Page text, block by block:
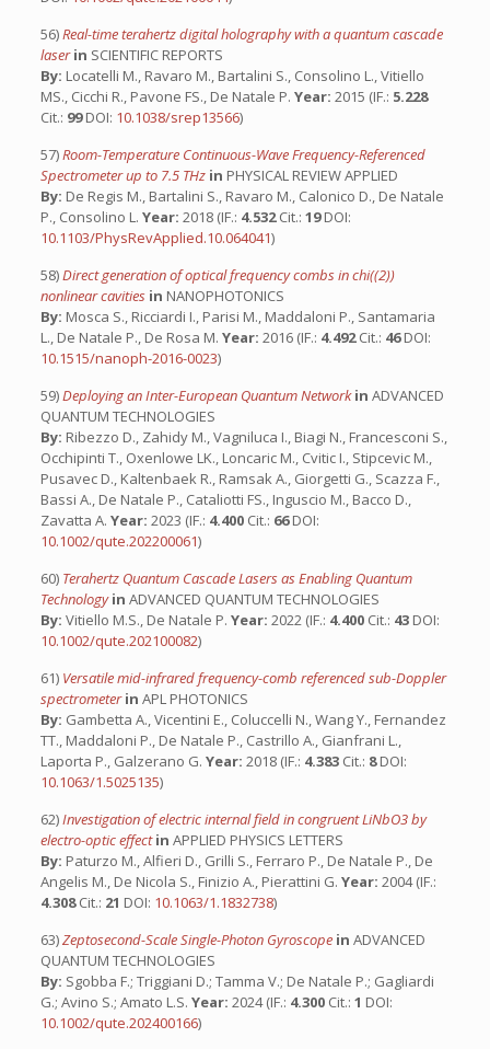
56)Real-time terahertz digital holography with a quantum cascade
laserin SCIENTIFIC REPORTS
By: Locatelli M., Ravaro M., Bartalini S., Consolino L., Vitiello
MS., Cicchi R., Pavone FS., De Natale P. Year: 2015 (IF.: 5.228
Cit.: 99DOI: 10.1038/srep13566)
57)Room-Temperature Continuous-Wave Frequency-Referenced
Spectrometer up to 7.5 THz in PHYSICAL REVIEW APPLIED
By: De Regis M., Bartalini S., Ravaro M., Calonico D., De Natale
P., Consolino L. Year: 2018 (IF.: 4.532Cit.: 19DOI:
10.1103/PhysRevApplied.10.064041)
58)Direct generation of optical frequency combs in chi((2))
nonlinear cavities in NANOPHOTONICS
By: Mosca S., Ricciardi I., Parisi M., Maddaloni P., Santamaria
L., De Natale P., De Rosa M. Year: 2016 (IF.: 4.492Cit.: 46DOI:
10.1515/nanoph-2016-0023)
59)Deploying an Inter-European Quantum Networkin ADVANCED
QUANTUM TECHNOLOGIES
By: Ribezzo D., Zahidy M., Vagniluca I., Biagi N., Francesconi S.,
Occhipinti T., Oxenlowe LK., Loncaric M., Cvitic I., Stipcevic M.,
Pusavec D., Kaltenbaek R., Ramsak A., Giorgetti G., Scazza F.,
Bassi A., De Natale P., Cataliotti FS., Inguscio M., Bacco D.,
Zavatta A. Year: 2023 (IF.: 4.400 Cit.: 66DOI:
10.1002/qute.202200061)
60) Terahertz Quantum Cascade Lasers as Enabling Quantum
Technologyin ADVANCED QUANTUM TECHNOLOGIES
By: Vitiello M.S., De Natale P. Year: 2022 (IF.: 4.400 Cit.: 43 DOI:
10.1002/qute.202100082)
61) Versatile mid-infrared frequency-comb referenced sub-Doppler
spectrometerin APL PHOTONICS
By: Gambetta A., Vicentini E., Coluccelli N., Wang Y., Fernandez
TT., Maddaloni P., De Natale P., Castrillo A., Gianfrani L.,
Laporta P., Galzerano G. Year: 2018 (IF.: 4.383 Cit.: 8DOI:
10.1063/1.5025135)
62)Investigation of electric internal field in congruent LiNbO3 by
electro-optic effectin APPLIED PHYSICS LETTERS
By: Paturzo M., Alfieri D., Grilli S., Ferraro P., De Natale P., De
Angelis M., De Nicola S., Finizio A., Pierattini G. Year: 2004 (IF.:
4.308Cit.: 21 DOI: 10.1063/1.1832738)
63)Zeptosecond-Scale Single-Photon Gyroscope in ADVANCED
QUANTUM TECHNOLOGIES
By: Sgobba F.; Triggiani D.; Tamma V.; De Natale P.; Gagliardi
G.; Avino S.; Amato L.S. Year: 2024 (IF.: 4.300 Cit.: 1 DOI:
10.1002/qute.202400166)